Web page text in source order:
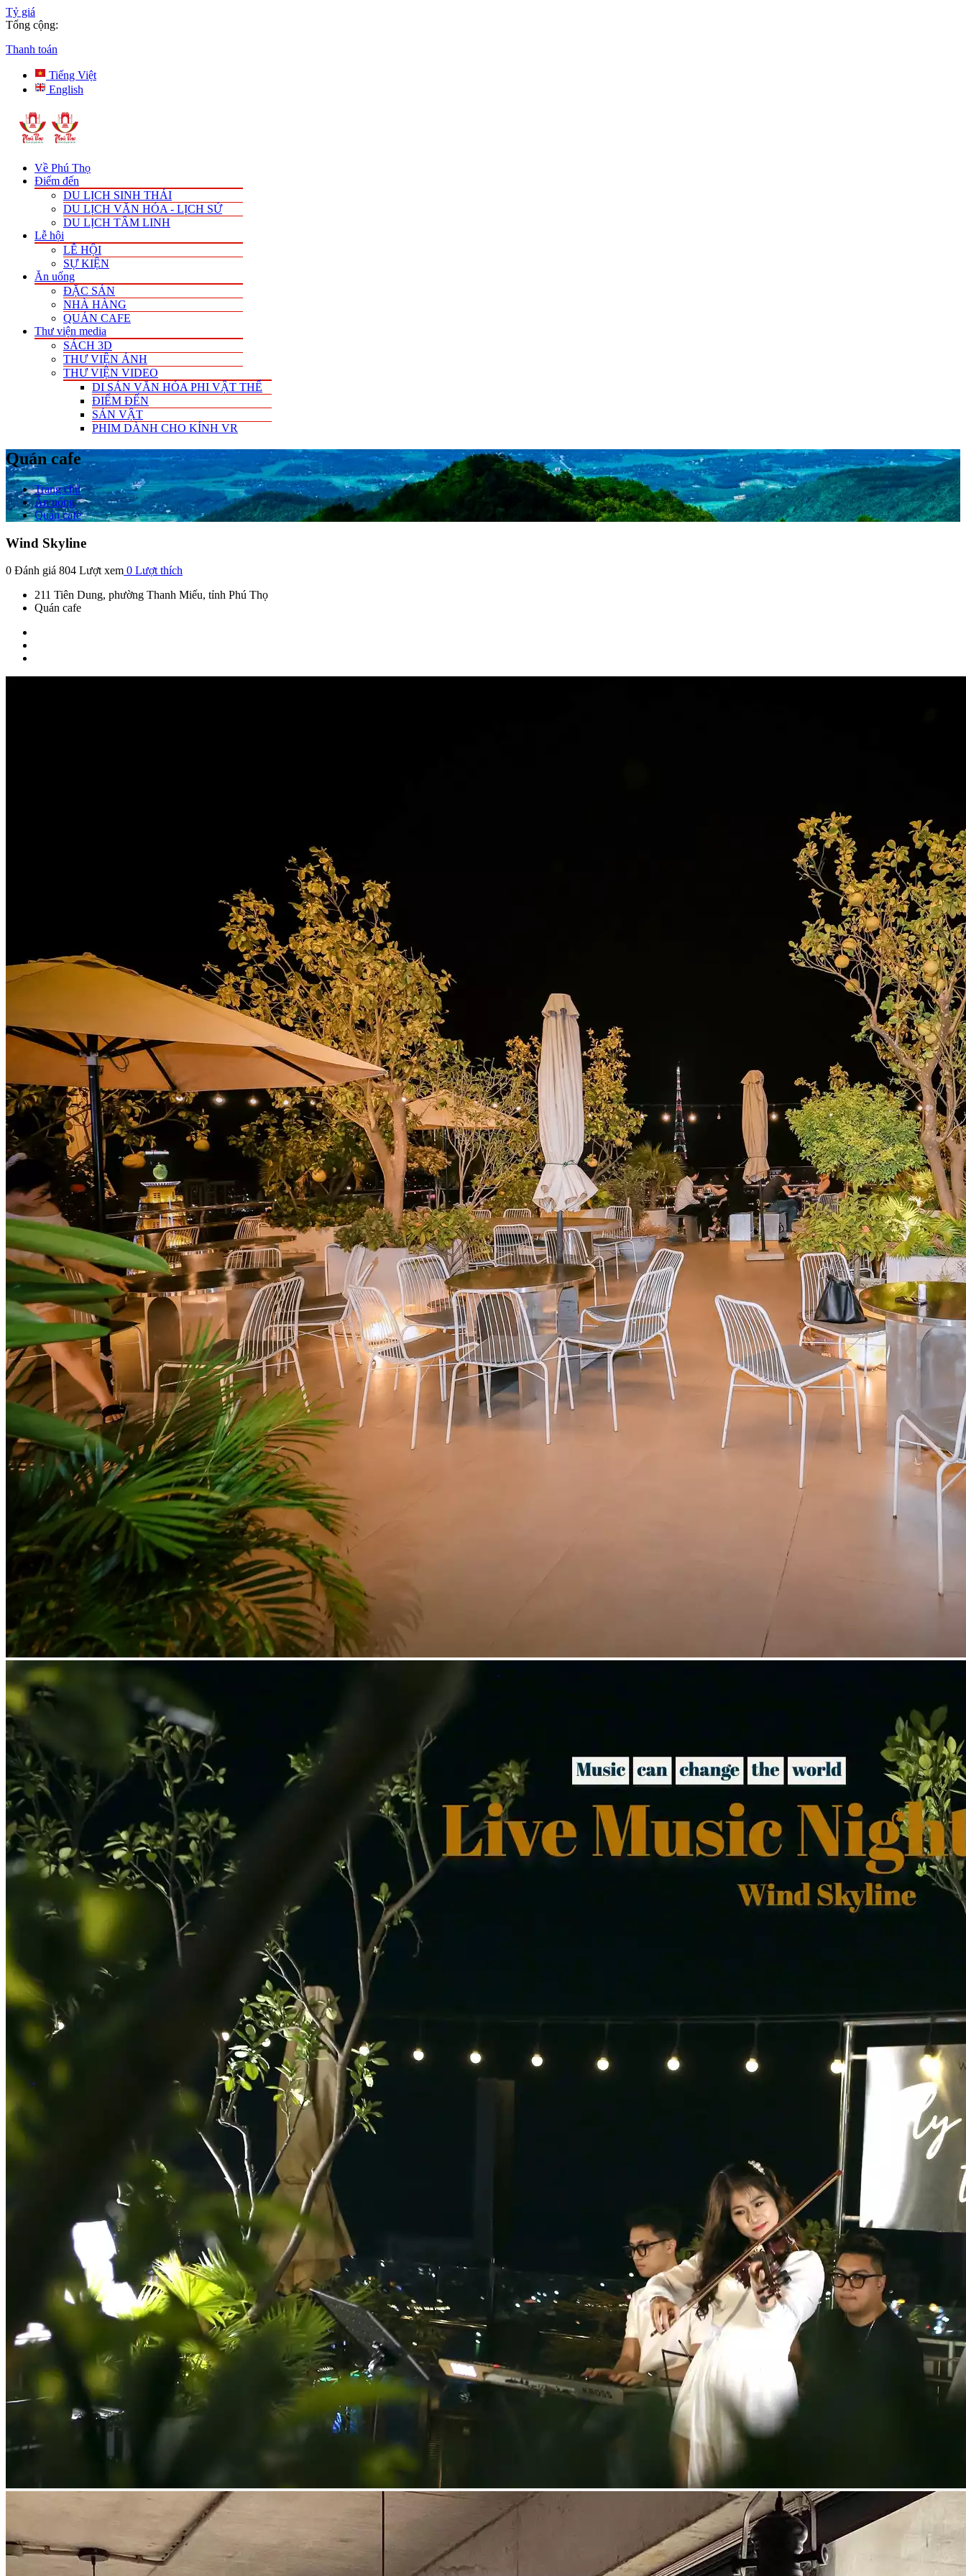
Tỷ giá
Tổng cộng:
Thanh toán
Tiếng Việt
English
Về Phú Thọ
Điểm đến
DU LỊCH SINH THÁI
DU LỊCH VĂN HÓA - LỊCH SỬ
DU LỊCH TÂM LINH
Lễ hội
LỄ HỘI
SỰ KIỆN
Ăn uống
ĐẶC SẢN
NHÀ HÀNG
QUÁN CAFE
Thư viện media
SÁCH 3D
THƯ VIỆN ẢNH
THƯ VIỆN VIDEO
DI SẢN VĂN HÓA PHI VẬT THỂ
ĐIỂM ĐẾN
SẢN VẬT
PHIM DÀNH CHO KÍNH VR
Quán cafe
Trang chủ
Ăn uống
Quán cafe
Wind Skyline
0 Đánh giá 804 Lượt xem 0 Lượt thích
211 Tiên Dung, phường Thanh Miếu, tỉnh Phú Thọ
Quán cafe